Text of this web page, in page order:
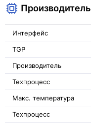
Производитель
Интерфейс
TGP
Производитель
Техпроцесс
Макс. температура
Техпроцесс